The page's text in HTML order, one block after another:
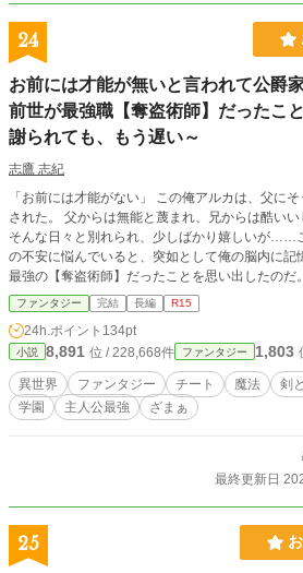
役令嬢……らしい？ かもしれ
今日もお嬢様は好き勝手やらかす。 周囲を混乱を巻
できるのか！ そんなの関係ない
子に恋しない悪役令嬢は、可
とをする。 コメディエンヌな彼女の、生涯を綴った物語で
す。
24
お前には才能が無いと言われて公爵
前世が最強職【奪盗術師】だったこ
謝られても、もう遅い～
志鷹 志紀
「お前には才能がない」 この俺アルカは、父に
された。 父からは無能と蔑まれ、兄からは酷い
そんな日々と別れられ、少しばかり嬉しいが……
の不安に悩んでいると、突如として俺の脳内に記
最強の【奪盗術師】だったことを思い出したのだ。
ファンタジー 完結 長編 R15
24h.ポイント 134pt
小説 8,891 位 / 228,668件 ファンタジー 1,803
異世界 ファンタジー チート 魔法 剣
学園
主人公最強 ざまぁ
最終更新日
25